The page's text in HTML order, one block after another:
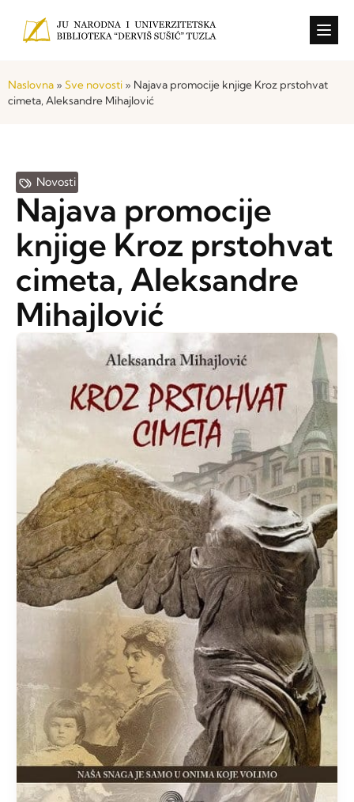
Naslovna » Sve novosti » Najava promocije knjige Kroz prstohvat
cimeta, Aleksandre Mihajlović
Novosti
Najava promocije
knjige Kroz prstohvat
cimeta, Aleksandre
Mihajlović